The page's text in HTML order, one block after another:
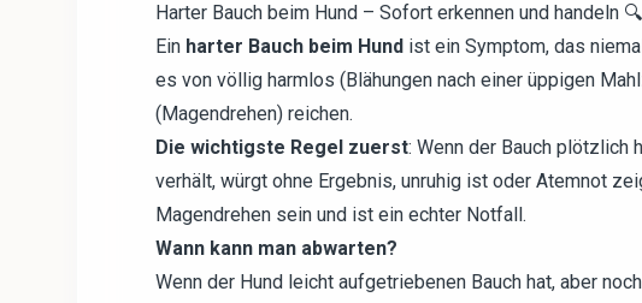
Harter Bauch beim Hund – Sofort erkennen und handeln 🔍
Ein harter Bauch beim Hund ist ein Symptom, das
es von völlig harmlos (Blähungen nach einer üppigen
(Magendrehen) reichen.
Die wichtigste Regel zuerst: Wenn der Bauch plötzlich
verhält, würgt ohne Ergebnis, unruhig ist oder Atemnot
Magendrehen sein und ist ein echter Notfall.
Wann kann man abwarten?
Wenn der Hund leicht aufgetriebenen Bauch hat, aber